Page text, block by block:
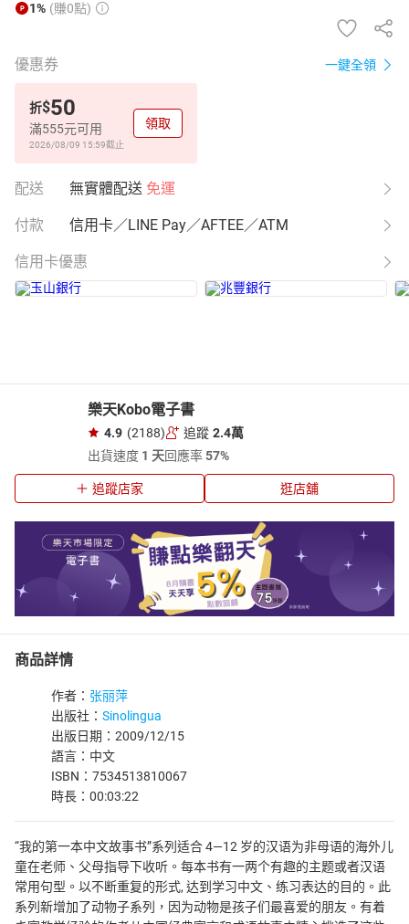
1% (賺0點)
優惠券 一鍵全領
折$50
滿555元可用
2026/08/09 15:59截止
領取
配送 無實體配送 免運
付款 信用卡／LINE Pay／AFTEE／ATM
信用卡優惠
樂天Kobo電子書
4.9 (2188) 追蹤 2.4萬
出貨速度 1 天回應率57%
追蹤店家 逛店舖
商品詳情
作者： 张丽萍
出版社： Sinolingua
出版日期：2009/12/15
語言：中文
ISBN：7534513810067
時長：00:03:22
“我的第一本中文故事书”系列适合 4—12 岁的汉语为非母语的海外儿
童在老师、父母指导下收听。每本书有一两个有趣的主题或者汉语
常用句型。以不断重复的形式, 达到学习中文、练习表达的目的。此
系列新增加了动物子系列，因为动物是孩子们最喜爱的朋友。有着